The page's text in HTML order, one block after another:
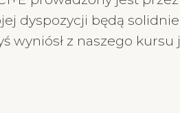
dyspozycji będą solidnie
wyniósł z naszego kursu